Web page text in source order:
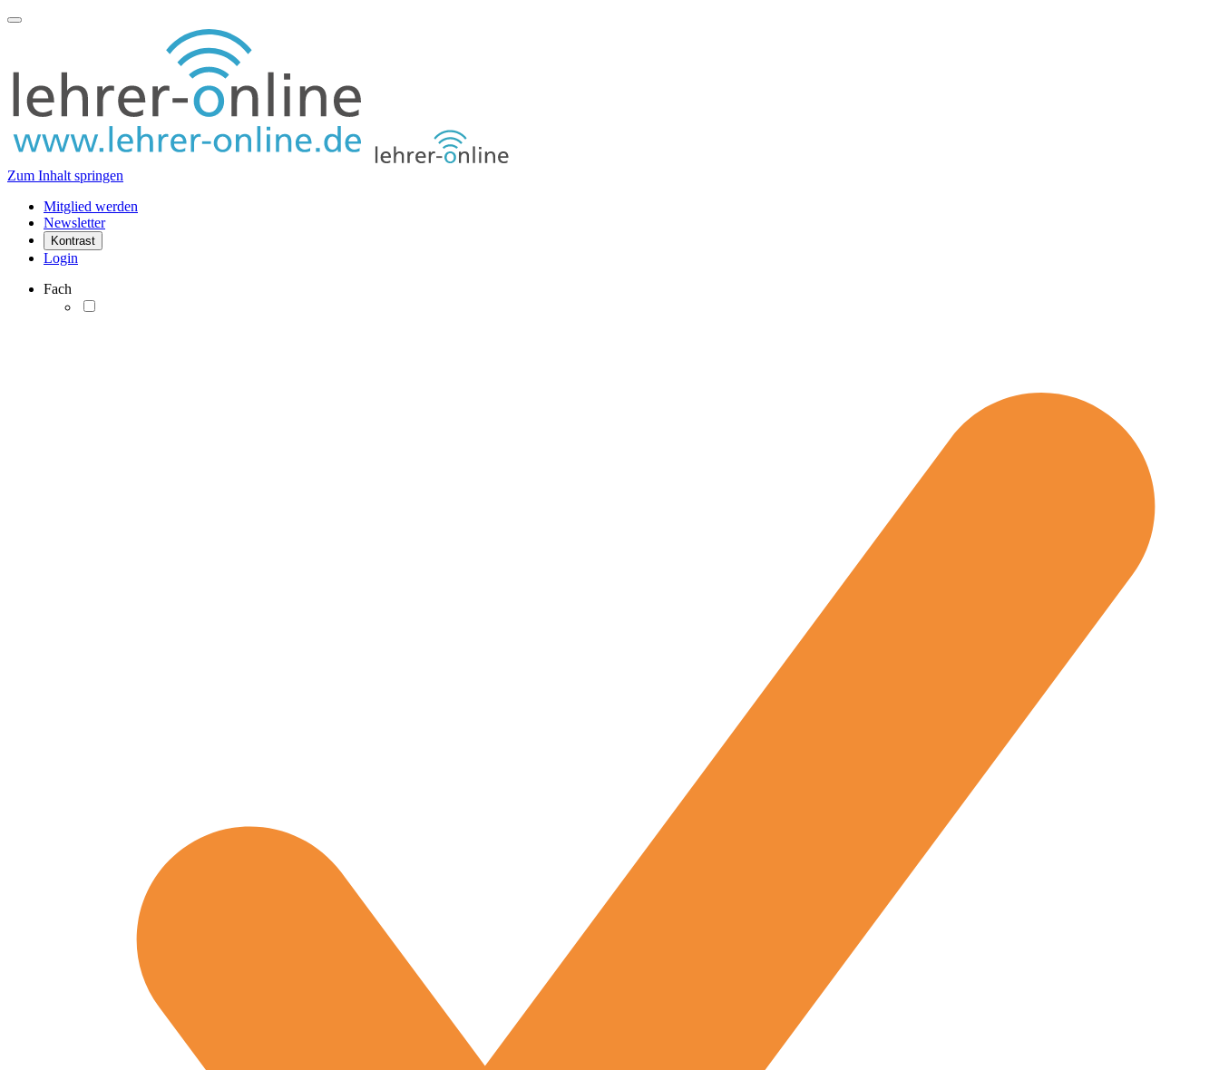
Zum Inhalt springen
Mitglied werden
Newsletter
Kontrast
Login
Fach